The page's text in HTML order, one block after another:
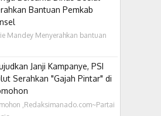
Bantuan Pemkab
Mandey Menyerahkan bantuan
Janji Kampanye, PSI
Serahkan "Gajah Pintar" di
,Redaksimanado.com~Partai